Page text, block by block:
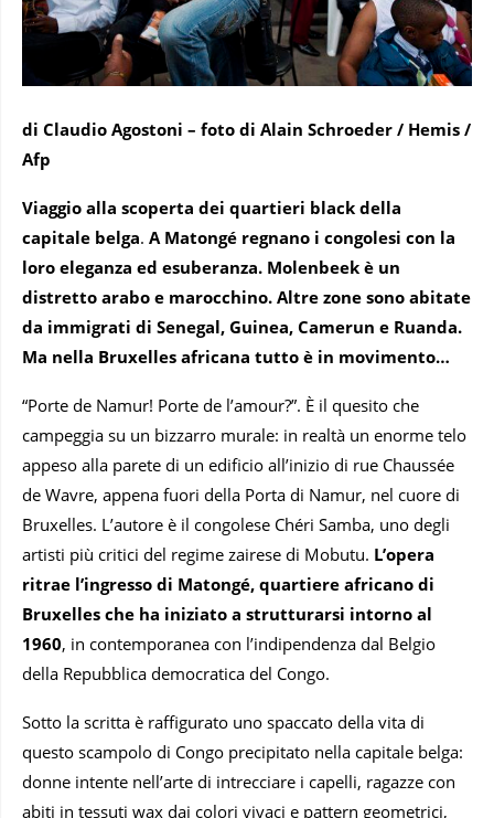
di Claudio Agostoni – foto di Alain Schroeder / Hemis /
Afp
Viaggio alla scoperta dei quartieri black della
capitale belga. A Matongé regnano i congolesi con la
loro eleganza ed esuberanza. Molenbeek è un
distretto arabo e marocchino. Altre zone sono abitate
da immigrati di Senegal, Guinea, Camerun e Ruanda.
Ma nella Bruxelles africana tutto è in movimento…
“Porte de Namur! Porte de l’amour?”. È il quesito che
campeggia su un bizzarro murale: in realtà un enorme telo
appeso alla parete di un edificio all’inizio di rue Chaussée
de Wavre, appena fuori della Porta di Namur, nel cuore di
Bruxelles. L’autore è il congolese Chéri Samba, uno degli
artisti più critici del regime zairese di Mobutu. L’opera
ritrae l’ingresso di Matongé, quartiere africano di
Bruxelles che ha iniziato a strutturarsi intorno al
1960, in contemporanea con l’indipendenza dal Belgio
della Repubblica democratica del Congo.
Sotto la scritta è raffigurato uno spaccato della vita di
questo scampolo di Congo precipitato nella capitale belga:
donne intente nell’arte di intrecciare i capelli, ragazze con
abiti in tessuti wax dai colori vivaci e pattern geometrici,